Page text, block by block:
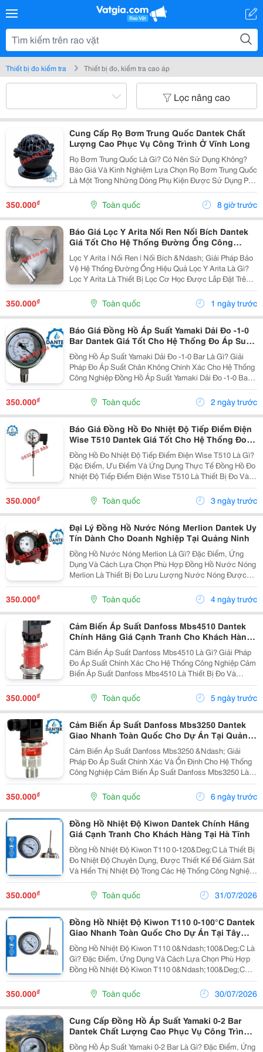
Thiết bị đo kiểm tra Thiết bị đo, kiểm tra cao áp
Lọc nâng cao
Cung Cấp Rọ Bơm Trung Quốc Dantek Chất
Lượng Cao Phục Vụ Công Trình Ở Vĩnh Long
Rọ Bơm Trung Quốc Là Gì? Có Nên Sử Dụng Không?
Báo Giá Và Kinh Nghiệm Lựa Chọn Rọ Bơm Trung Quốc
Là Một Trong Những Dòng Phụ Kiện Được Sử Dụng Phổ
Biến Trong Hệ Thống Bơm Nước Công Nghiệp, Cấp
Thoát Nước, Phòng Cháy Chữa Cháy, Xử Lý Nước Và
350.000₫ Toàn quốc 8 giờ trước
Báo Giá Lọc Y Arita Nối Ren Nối Bích Dantek
Giá Tốt Cho Hệ Thống Đường Ống Công
Nghiệp Ở Bắc Ninh
Lọc Y Arita | Nối Ren | Nối Bích &Ndash; Giải Pháp Bảo
Vệ Hệ Thống Đường Ống Hiệu Quả Lọc Y Arita Là Gì?
Lọc Y Arita Là Thiết Bị Lọc Cơ Học Được Lắp Đặt Trên
Hệ Thống Đường Ống Nhằm Loại Bỏ Các Tạp Chất Như
Cặn Bẩn, Rỉ Sét, Cát, Mạt Kim Loại Và...
350.000₫ Toàn quốc 1 ngày trước
Báo Giá Đồng Hồ Áp Suất Yamaki Dải Đo -1-0
Bar Dantek Giá Tốt Cho Hệ Thống Đo Áp Suất
Chân Không Ở Bến Tre
Đồng Hồ Áp Suất Yamaki Dải Đo -1-0 Bar Là Gì? Giải
Pháp Đo Áp Suất Chân Không Chính Xác Cho Hệ Thống
Công Nghiệp Đồng Hồ Áp Suất Yamaki Dải Đo -1-0 Bar
Là Thiết Bị Chuyên Dùng Để Đo Áp Suất Âm (Chân
Không) Trong Các Hệ Thống Đường Ống, Bồn Chứa
350.000₫ Toàn quốc 2 ngày trước
Báo Giá Đồng Hồ Đo Nhiệt Độ Tiếp Điểm Điện
Wise T510 Dantek Giá Tốt Cho Hệ Thống Đo
Nhiệt Công Nghiệp Ở Điện Biên
Đồng Hồ Đo Nhiệt Độ Tiếp Điểm Điện Wise T510 Là Gì?
Đặc Điểm, Ưu Điểm Và Ứng Dụng Thực Tế Đồng Hồ Đo
Nhiệt Độ Tiếp Điểm Điện Wise T510 Là Thiết Bị Đo Và
Giám Sát Nhiệt Độ Được Sử Dụng Rộng Rãi Trong Các
Hệ Thống Công Nghiệp, Nhà Máy Sản Xuất, Lò...
350.000₫ Toàn quốc 3 ngày trước
Đại Lý Đồng Hồ Nước Nóng Merlion Dantek Uy
Tín Dành Cho Doanh Nghiệp Tại Quảng Ninh
Đồng Hồ Nước Nóng Merlion Là Gì? Đặc Điểm, Ứng
Dụng Và Cách Lựa Chọn Phù Hợp Đồng Hồ Nước Nóng
Merlion Là Thiết Bị Đo Lưu Lượng Nước Nóng Được
Sử Dụng Trong Các Hệ Thống Cấp Nước, Lò Hơi, Hvac,
Năng Lượng, Sản Xuất Công Nghiệp Và Các Công
350.000₫ Toàn quốc 4 ngày trước
Cảm Biến Áp Suất Danfoss Mbs4510 Dantek
Chính Hãng Giá Cạnh Tranh Cho Khách Hàng
Tại Kiên Giang
Cảm Biến Áp Suất Danfoss Mbs4510 Là Gì? Giải Pháp
Đo Áp Suất Chính Xác Cho Hệ Thống Công Nghiệp Cảm
Biến Áp Suất Danfoss Mbs4510 Là Thiết Bị Đo Và
Chuyển Đổi Tín Hiệu Áp Suất Thành Tín Hiệu Điện Để
Phục Vụ Cho Việc Giám Sát, Điều Khiển Và Tự Động...
350.000₫ Toàn quốc 5 ngày trước
Cảm Biến Áp Suất Danfoss Mbs3250 Dantek
Giao Nhanh Toàn Quốc Cho Dự Án Tại Quảng
Bình
Cảm Biến Áp Suất Danfoss Mbs3250 &Ndash; Giải
Pháp Đo Áp Suất Chính Xác Và Ổn Định Cho Hệ Thống
Công Nghiệp Cảm Biến Áp Suất Danfoss Mbs3250 Là
Thiết Bị Đo Áp Suất Điện Tử Được Thiết Kế Để Đáp
Ứng Các Yêu Cầu Khắt Khe Trong Môi Trường Công
Nghiệp....
350.000₫ Toàn quốc 6 ngày trước
Đồng Hồ Nhiệt Độ Kiwon Dantek Chính Hãng
Giá Cạnh Tranh Cho Khách Hàng Tại Hà Tĩnh
Đồng Hồ Nhiệt Độ Kiwon T110 0-120&Deg;C Là Thiết Bị
Đo Nhiệt Độ Chuyên Dụng, Được Thiết Kế Để Giám Sát
Và Hiển Thị Nhiệt Độ Trong Các Hệ Thống Công Nghiệp
Và Dân Dụng. Với Dải Đo Từ 0 Đến 120&Deg;C , Sản
Phẩm Này Phù Hợp Cho Nhiều Ứng Dụng Cần Độ...
350.000₫ Toàn quốc 31/07/2026
Đồng Hồ Nhiệt Độ Kiwon T110 0-100°C Dantek
Giao Nhanh Toàn Quốc Cho Dự Án Tại Tây
Ninh
Đồng Hồ Nhiệt Độ Kiwon T110 0&Ndash;100&Deg;C Là
Gì? Đặc Điểm, Ứng Dụng Và Cách Lựa Chọn Phù Hợp
Đồng Hồ Nhiệt Độ Kiwon T110 0&Ndash;100&Deg;C
&Ndash; Giải Pháp Đo Nhiệt Độ Chính Xác Cho Hệ
Thống Công Nghiệp Đồng Hồ Nhiệt Độ Kiwon T110...
350.000₫ Toàn quốc 30/07/2026
Cung Cấp Đồng Hồ Áp Suất Yamaki 0-2 Bar
Dantek Chất Lượng Cao Phục Vụ Công Trình
Ở Ninh Bình
Đồng Hồ Áp Suất Yamaki 0-2 Bar Là Gì? Đặc Điểm, Ứng